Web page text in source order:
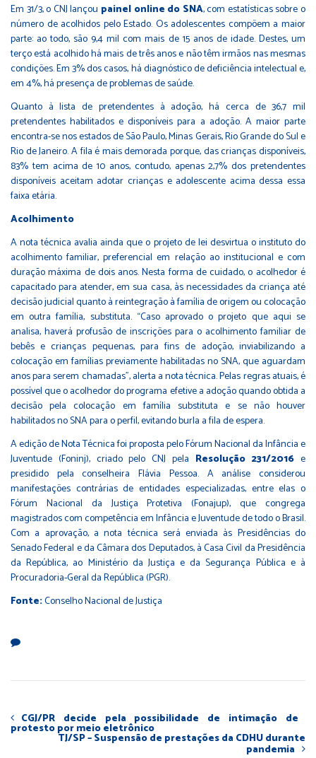
Em 31/3, o CNJ lançou painel online do SNA, com estatísticas sobre o
número de acolhidos pelo Estado. Os adolescentes compõem a maior
parte: ao todo, são 9,4 mil com mais de 15 anos de idade. Destes, um
terço está acolhido há mais de três anos e não têm irmãos nas mesmas
condições. Em 3% dos casos, há diagnóstico de deficiência intelectual e,
em 4%, há presença de problemas de saúde.
Quanto à lista de pretendentes à adoção, há cerca de 36,7 mil
pretendentes habilitados e disponíveis para a adoção. A maior parte
encontra-se nos estados de São Paulo, Minas Gerais, Rio Grande do Sul e
Rio de Janeiro. A fila é mais demorada porque, das crianças disponíveis,
83% tem acima de 10 anos, contudo, apenas 2,7% dos pretendentes
disponíveis aceitam adotar crianças e adolescente acima dessa essa
faixa etária.
Acolhimento
A nota técnica avalia ainda que o projeto de lei desvirtua o instituto do
acolhimento familiar, preferencial em relação ao institucional e com
duração máxima de dois anos. Nesta forma de cuidado, o acolhedor é
capacitado para atender, em sua casa, às necessidades da criança até
decisão judicial quanto à reintegração à família de origem ou colocação
em outra família, substituta. “Caso aprovado o projeto que aqui se
analisa, haverá profusão de inscrições para o acolhimento familiar de
bebês e crianças pequenas, para fins de adoção, inviabilizando a
colocação em famílias previamente habilitadas no SNA, que aguardam
anos para serem chamadas”, alerta a nota técnica. Pelas regras atuais, é
possível que o acolhedor do programa efetive a adoção quando obtida a
decisão pela colocação em família substituta e se não houver
habilitados no SNA para o perfil, evitando burla a fila de espera.
A edição de Nota Técnica foi proposta pelo Fórum Nacional da Infância e
Juventude (Foninj), criado pelo CNJ pela Resolução 231/2016 e
presidido pela conselheira Flávia Pessoa. A análise considerou
manifestações contrárias de entidades especializadas, entre elas o
Fórum Nacional da Justiça Protetiva (Fonajup), que congrega
magistrados com competência em Infância e Juventude de todo o Brasil.
Com a aprovação, a nota técnica será enviada às Presidências do
Senado Federal e da Câmara dos Deputados, à Casa Civil da Presidência
da República, ao Ministério da Justiça e da Segurança Pública e à
Procuradoria-Geral da República (PGR).
Fonte:Conselho Nacional de Justiça
CGJ/PR decide pela possibilidade de intimação de
protesto por meio eletrônico
TJ/SP – Suspensão de prestações da CDHU durante
pandemia